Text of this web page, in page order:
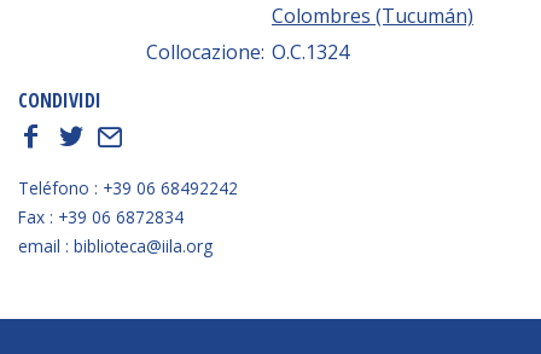
Colombres (Tucumán)
Collocazione: O.C.1324
CONDIVIDI
f
t E
Teléfono : +39 06 68492242
Fax : +39 06 6872834
email : biblioteca@iila.org